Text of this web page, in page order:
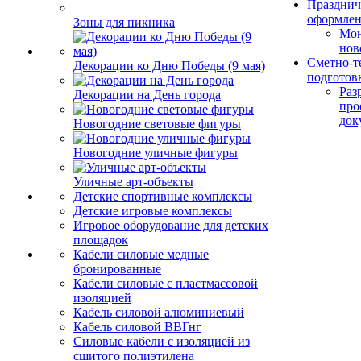
Зоны для пикника
Декорации ко Дню Победы (9 мая)
Декорации на День города
Новогодние световые фигуры
Новогодние уличные фигуры
Уличные арт-объекты
Детские спортивные комплексы
Детские игровые комплексы
Игровое оборудование для детских
площадок
Кабели силовые медные
бронированные
Кабели силовые с пластмассовой
изоляцией
Кабель силовой алюминиевый
Кабель силовой ВВГнг
Силовые кабели с изоляцией из
сшитого полиэтилена
Сметно-